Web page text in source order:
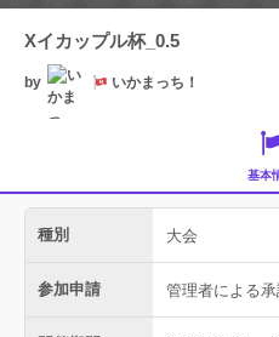
Xイカップル杯_0.5
by いかまっち！
基本
種別 大会
参加申請 管理者による承